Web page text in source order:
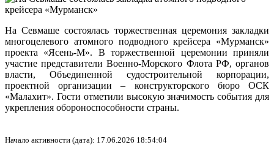
На Севмаше состоялась торжественная церемония закладки
многоцелевого атомного подводного крейсера «Мурманск»
проекта «Ясень-М». В торжественной церемонии приняли
участие представители Военно-Морского Флота РФ, органов
власти, Объединенной судостроительной корпорации,
проектной организации – конструкторского бюро ОСК
«Малахит». Гости отметили высокую значимость события для
укрепления обороноспособности страны.
Начало активности (дата): 17.06.2026 18:54:04